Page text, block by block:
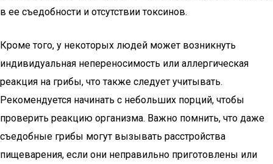
в ее съедобности и отсутствии токсинов.
Кроме того, у некоторых людей может возникнуть
индивидуальная непереносимость или аллергическая
реакция на грибы, что также следует учитывать.
Рекомендуется начинать с небольших порций, чтобы
проверить реакцию организма. Важно помнить, что даже
съедобные грибы могут вызывать расстройства
пищеварения, если они неправильно приготовлены или